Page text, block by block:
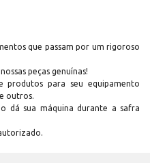
que passam por um rigoroso
peças genuínas!
produtos para seu equipamento
outros.
dá sua máquina durante a safra